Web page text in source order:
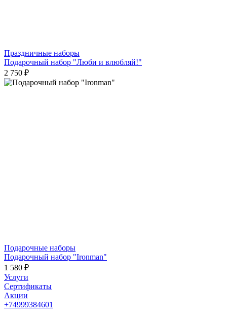
Праздничные наборы
Подарочный набор "Люби и влюбляй!"
2 750 ₽
Подарочные наборы
Подарочный набор "Ironman"
1 580 ₽
Услуги
Сертификаты
Акции
+74999384601